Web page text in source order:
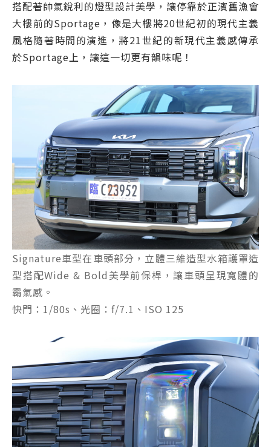
搭配著帥氣銳利的燈型設計美學，讓停靠於正濱舊漁會
大樓前的Sportage，像是大樓將20世紀初的現代主義
風格隨著時間的演進，將21世紀的新現代主義感傳承
於Sportage上，讓這一切更有韻味呢！
Signature車型在車頭部分，立體三維造型水箱護罩造
型搭配Wide & Bold美學前保桿，讓車頭呈現寬體的
霸氣感。
快門：1/80s、光圈：f/7.1、ISO 125